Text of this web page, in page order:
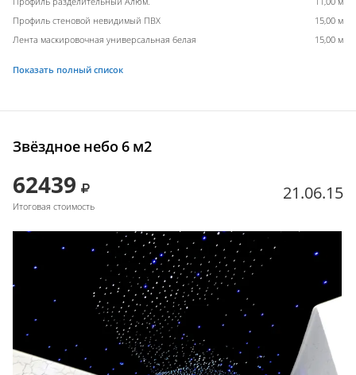
Профиль стеновой невидимый ПВХ
15,00 м
Лента маскировочная универсальная белая
15,00 м
Показать полный список
Звёздное небо 6 м2
62439
Итоговая стоимость
21.06.15